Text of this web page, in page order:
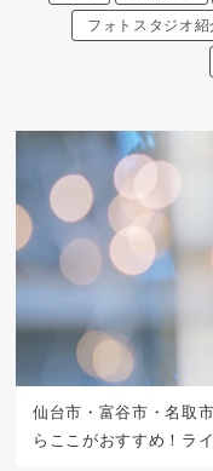
フォトスタジオ紹
仙台市・富谷市・名取
らここがおすすめ！ラ